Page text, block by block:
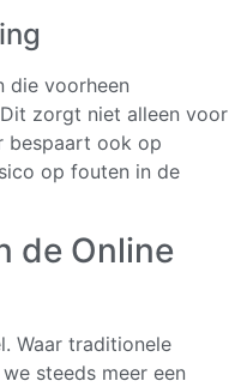
die voorheen
zorgt niet alleen voor
bespaart ook op
op fouten in de
de Online
Waar traditionele
steeds meer een